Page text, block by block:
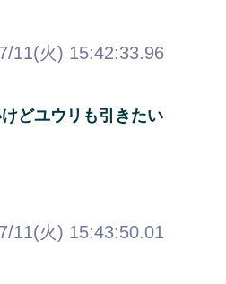
11(火) 15:42:33.96
どユウリも引きたい
11(火) 15:43:50.01